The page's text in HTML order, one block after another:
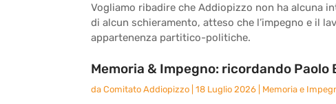
Vogliamo ribadire che Addiopizzo non ha alcuna
di alcun schieramento, atteso che l’impegno e il
appartenenza partitico-politiche.
Memoria & Impegno: ricordando Paolo
da Comitato Addiopizzo 18 Luglio 2026 Memoria e